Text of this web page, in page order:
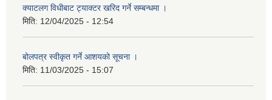
क्याटलग विधीबाट ट्याक्टर खरिद गर्ने सम्बन्धमा ।
मिति: 12/04/2025 - 12:54
बोलपत्र स्वीकृत गर्ने आशयको सूचना ।
मिति: 11/03/2025 - 15:07